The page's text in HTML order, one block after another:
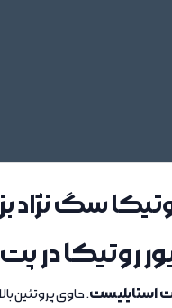
سگ نژاد
روتیکا در
استایلیست